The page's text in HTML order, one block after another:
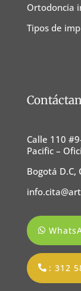
Ortodoncia
Tipos de
Calle 110
Pacific –
Bogotá D.C,
: 312